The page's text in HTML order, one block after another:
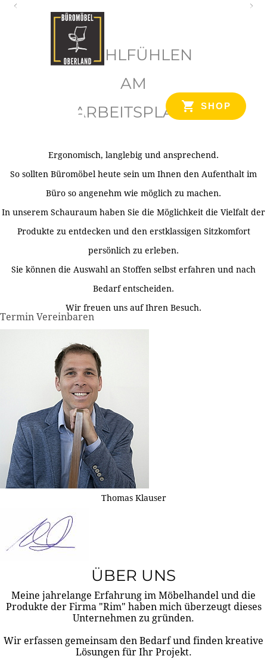
SHOP
WOHLFÜHLEN
AM
ARBEITSPLATZ
Ergonomisch, langlebig und ansprechend.
So sollten Büromöbel heute sein um Ihnen den Aufenthalt im
Büro so angenehm wie möglich zu machen.
In unserem Schauraum haben Sie die Möglichkeit die Vielfalt der
Produkte zu entdecken und den erstklassigen Sitzkomfort
persönlich zu erleben.
Sie können die Auswahl an Stoffen selbst erfahren und nach
Bedarf entscheiden.
Wir freuen uns auf Ihren Besuch.
Termin Vereinbaren
Thomas Klauser
ÜBER UNS
Meine jahrelange Erfahrung im Möbelhandel und die
Produkte der Firma "Rim" haben mich überzeugt dieses
Unternehmen zu gründen.
Wir erfassen gemeinsam den Bedarf und finden kreative
Lösungen für Ihr Projekt.